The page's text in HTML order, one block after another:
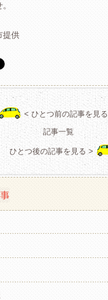
提供
< ひとつ前の記事を見る
記事一覧
ひとつ後の記事を見る >